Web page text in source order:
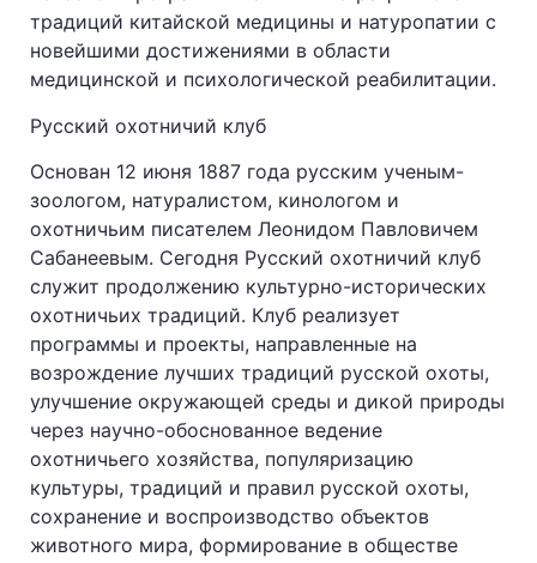
традиций китайской медицины и натуропатии с
новейшими достижениями в области
медицинской и психологической реабилитации.
Русский охотничий клуб
Основан 12 июня 1887 года русским ученым-
зоологом, натуралистом, кинологом и
охотничьим писателем Леонидом Павловичем
Сабанеевым. Сегодня Русский охотничий клуб
служит продолжению культурно-исторических
охотничьих традиций. Клуб реализует
программы и проекты, направленные на
возрождение лучших традиций русской охоты,
улучшение окружающей среды и дикой природы
через научно-обоснованное ведение
охотничьего хозяйства, популяризацию
культуры, традиций и правил русской охоты,
сохранение и воспроизводство объектов
животного мира, формирование в обществе